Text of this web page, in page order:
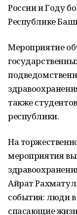
России и Году
Республике
Мероприятие
также
республики.
На
мероприятия
Айрат
события: люди
спасающие